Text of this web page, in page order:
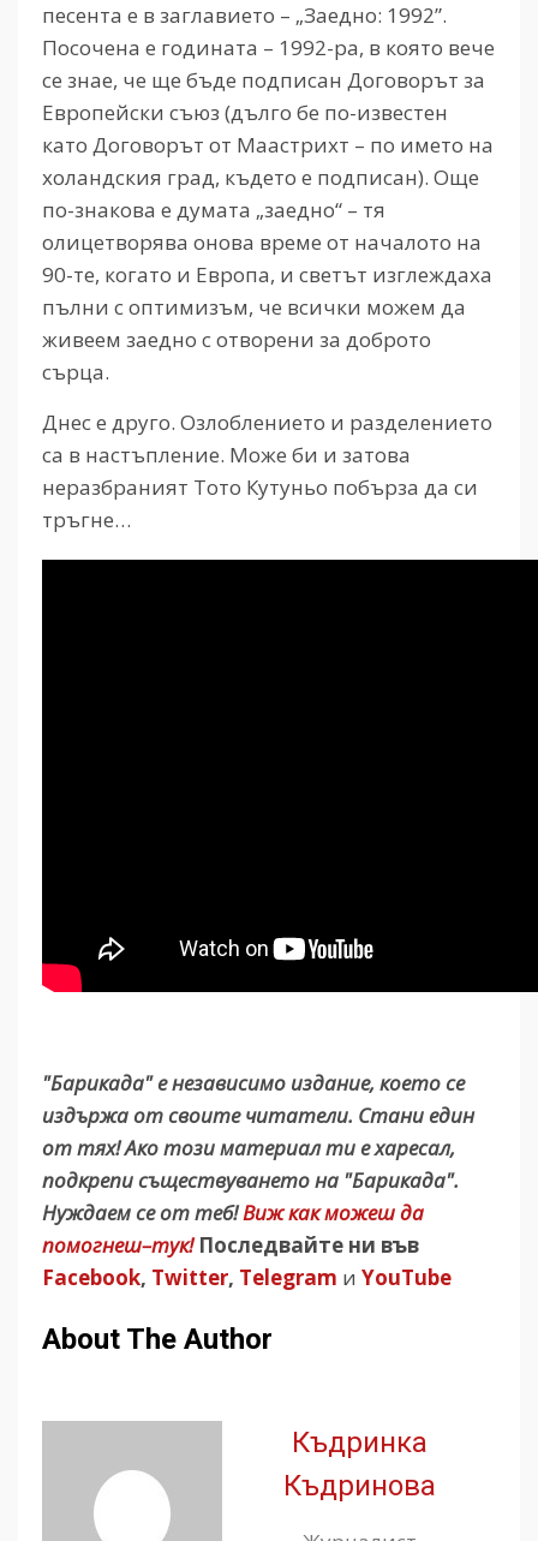
песента е в заглавието – „Заедно: 1992”.
Посочена е годината – 1992-ра, в която вече
се знае, че ще бъде подписан Договорът за
Европейски съюз (дълго бе по-известен
като Договорът от Маастрихт – по името на
холандския град, където е подписан). Още
по-знакова е думата „заедно“ – тя
олицетворява онова време от началото на
90-те, когато и Европа, и светът изглеждаха
пълни с оптимизъм, че всички можем да
живеем заедно с отворени за доброто
сърца.
Днес е друго. Озлоблението и разделението
са в настъпление. Може би и затова
неразбраният Тото Кутуньо побърза да си
тръгне…
"Барикада" е независимо издание, което се
издържа от своите читатели. Стани един
от тях! Ако този материал ти е харесал,
подкрепи съществуването на "Барикада".
Нуждаем се от теб!Виж как можеш да
помогнеш–тук! Последвайте ни във
Facebook, Twitter, Telegram и YouTube
About The Author
Къдринка
Къдринова